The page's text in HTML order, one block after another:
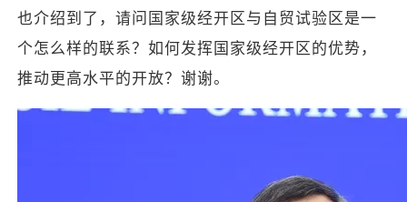
也介绍到了，请问国家级经开区与自贸试验区是一
个怎么样的联系？如何发挥国家级经开区的优势，
推动更高水平的开放？谢谢。